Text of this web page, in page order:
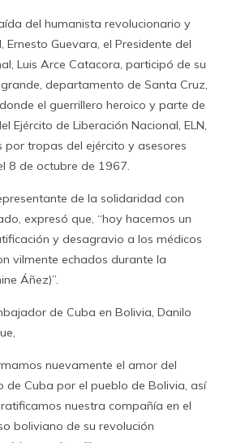
del humanista revolucionario y
Ernesto Guevara, el Presidente del
Luis Arce Catacora, participó de su
departamento de Santa Cruz,
el guerrillero heroico y parte de
Ejército de Liberación Nacional, ELN,
tropas del ejército y asesores
8 de octubre de 1967.
de la solidaridad con
expresó que, “hoy hacemos un
y desagravio a los médicos
vilmente echados durante la
Áñez)”.
de Cuba en Bolivia, Danilo
nuevamente el amor del
de Cuba por el pueblo de Bolivia, así
nuestra compañía en el
boliviano de su revolución